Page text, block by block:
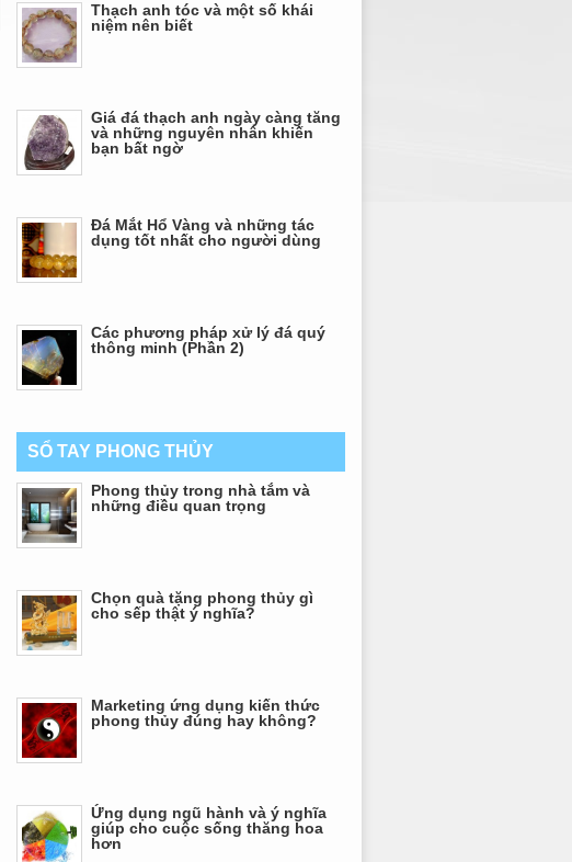
Thạch anh tóc và một số khái
niệm nên biết
Giá đá thạch anh ngày càng tăng
và những nguyên nhân khiến
bạn bất ngờ
Đá Mắt Hổ Vàng và những tác
dụng tốt nhất cho người dùng
Các phương pháp xử lý đá quý
thông minh (Phần 2)
SỔ TAY PHONG THỦY
Phong thủy trong nhà tắm và
những điều quan trọng
Chọn quà tặng phong thủy gì
cho sếp thật ý nghĩa?
Marketing ứng dụng kiến thức
phong thủy đúng hay không?
Ứng dụng ngũ hành và ý nghĩa
giúp cho cuộc sống thăng hoa
hơn